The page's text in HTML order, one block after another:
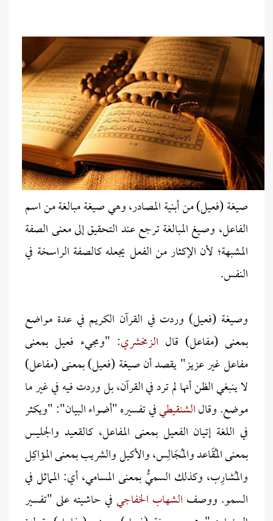
صيغة (فعيل) من أبنية المصادر، وهي صيغة مبالغة من اسم
الفاعل، وصيغ المبالغة ترجع عند التحقيق إلى معنى الصفة
المشبهة؛ لأن الإكثار من الفعل يجعله كالصفة الراسخة في
النفس.
وصيغة (فعيل) وردت في القرآن الكريم في عدة مواضع
بمعنى (مفاعل) قال الزمخشري: "ومجيء فعيل بمعنى
مفاعل غير عزيز" يقصد أن صيغة (فعيل) بمعنى (مفاعل)
لا ينبغي الظن أنها لم ترد في القرآن، بل وردت فيه في غير ما
موضع. وقالالشنقيطيفي تفسيره "أضواء البيان": "ويكثر
في اللغة إتيان الفعيل بمعنى المفاعل، كالقعيد والجليس
بمعنى المُقَاعد والمُجَالِس، والأكيل والشريب بمعنى المؤاكِل
والمُشارِب، وكذلك السميُّ بمعنى المسامي، أي: المماثل في
السمو. ووصف الشهاب الخفاجيفي حاشيته على "تفسير